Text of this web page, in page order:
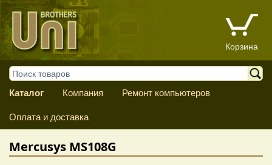
Корзина
Каталог Компания Ремонт компьютеров
Оплата и доставка
Mercusys MS108G